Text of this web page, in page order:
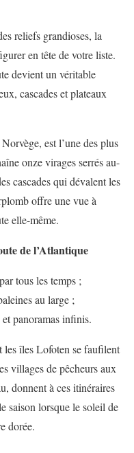
reliefs grandioses, la
en tête de votre liste.
devient un véritable
cascades et plateaux
est l’une des plus
onze virages serrés au-
cascades qui dévalent les
offre une vue à
elle-même.
de l’Atlantique
tous les temps ;
au large ;
panoramas infinis.
les îles Lofoten se faufilent
villages de pêcheurs aux
donnent à ces itinéraires
saison lorsque le soleil de
dorée.